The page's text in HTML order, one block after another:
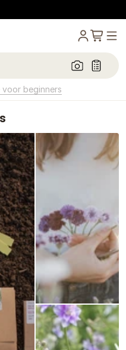
voor beginners